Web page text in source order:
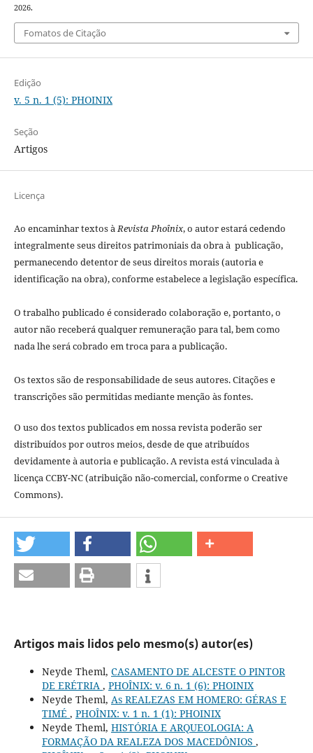
2026.
Fomatos de Citação
Edição
v. 5 n. 1 (5): PHOINIX
Seção
Artigos
Licença
Ao encaminhar textos àRevista Phoînix, o autor estará cedendo
integralmente seus direitos patrimoniais da obra à publicação,
permanecendo detentor de seus direitos morais (autoria e
identificação na obra), conforme estabelece a legislação especí­fica.
O trabalho publicado é considerado colaboração e, portanto, o
autor não receberá qualquer remuneração para tal, bem como
nada lhe será cobrado em troca para a publicação.
Os textos são de responsabilidade de seus autores. Citações e
transcrições são permitidas mediante menção às fontes.
O uso dos textos publicados em nossa revista poderão ser
distribuídos por outros meios, desde de que atribuídos
devidamente à autoria e publicação. A revista está vinculada à
licença CCBY-NC (atribuição não-comercial, conforme o Creative
Commons).
Artigos mais lidos pelo mesmo(s) autor(es)
Neyde Theml, CASAMENTO DE ALCESTE O PINTOR
DE ERÉTRIA , PHOÎNIX: v. 6 n. 1 (6): PHOINIX
Neyde Theml, As REALEZAS EM HOMERO: GÉRAS E
TIMÉ , PHOÎNIX: v. 1 n. 1 (1): PHOINIX
Neyde Theml, HISTÓRIA E ARQUEOLOGIA: A
FORMAÇÃO DA REALEZA DOS MACEDÔNIOS ,